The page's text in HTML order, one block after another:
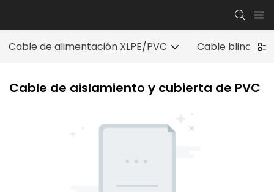
Cable de alimentación XLPE/PVC Cable blindado
Cable de aislamiento y cubierta de PVC